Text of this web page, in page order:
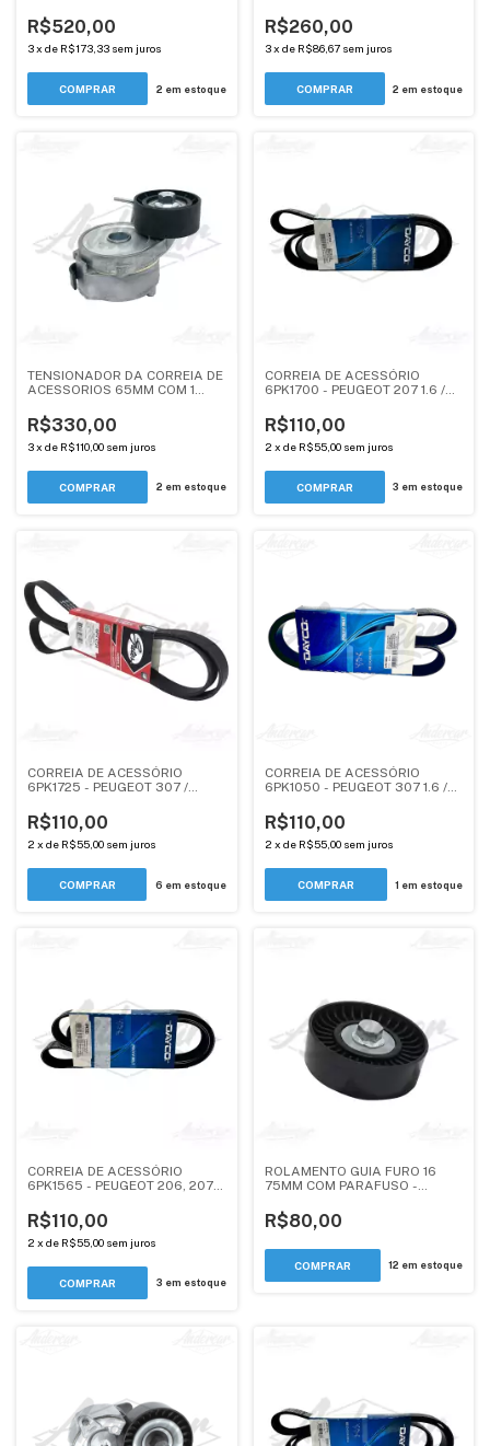
THP
R$520,00
3x de R$173,33 sem juros
2 em estoque
5751C0 - ANDERCAR
R$260,00
3 x de R$86,67 sem juros
2 em estoque
TENSIONADOR DA CORREIA DE
ACESSORIOS 65MM COM 1
CITROEN X-SARA PICASSO
R$330,00
3x de R$110,00 sem juros
2 em estoque
CORREIA DE ACESSÓRIO
6PK1700 - PEUGEOT 207 1.6 /
R$110,00
2 x de R$55,00 sem juros
3 em estoque
CORREIA DE ACESSÓRIO
6PK1725 - PEUGEOT 307 /
2.0 EW10JP4
R$110,00
2 x de R$55,00 sem juros
6 em estoque
CORREIA DE ACESSÓRIO
6PK1050 - PEUGEOT 307 1.6 /
R$110,00
2 x de R$55,00 sem juros
1 em estoque
CORREIA DE ACESSÓRIO
6PK1565 - PEUGEOT 206, 207 -
AUTOMÁTICO
R$110,00
2 x de R$55,00 sem juros
3 em estoque
ROLAMENTO GUIA FURO 16
75MM COM PARAFUSO -
XSARA PICASSO, C5 2002-
2005 - ANDERCAR
R$80,00
12 em estoque